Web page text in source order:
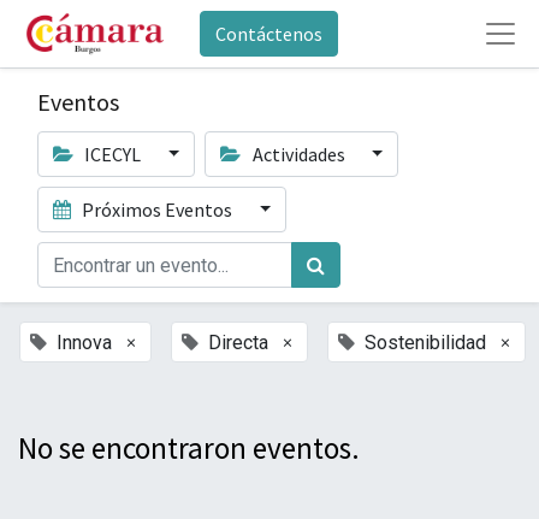
Contáctenos
Eventos
ICECYL Actividades
Próximos Eventos
Innova × Directa × Sostenibilidad ×
No se encontraron eventos.